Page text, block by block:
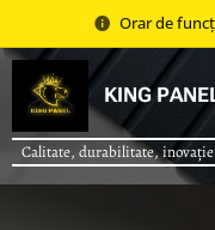
Orar de
KING
Calitate, durabilitate,